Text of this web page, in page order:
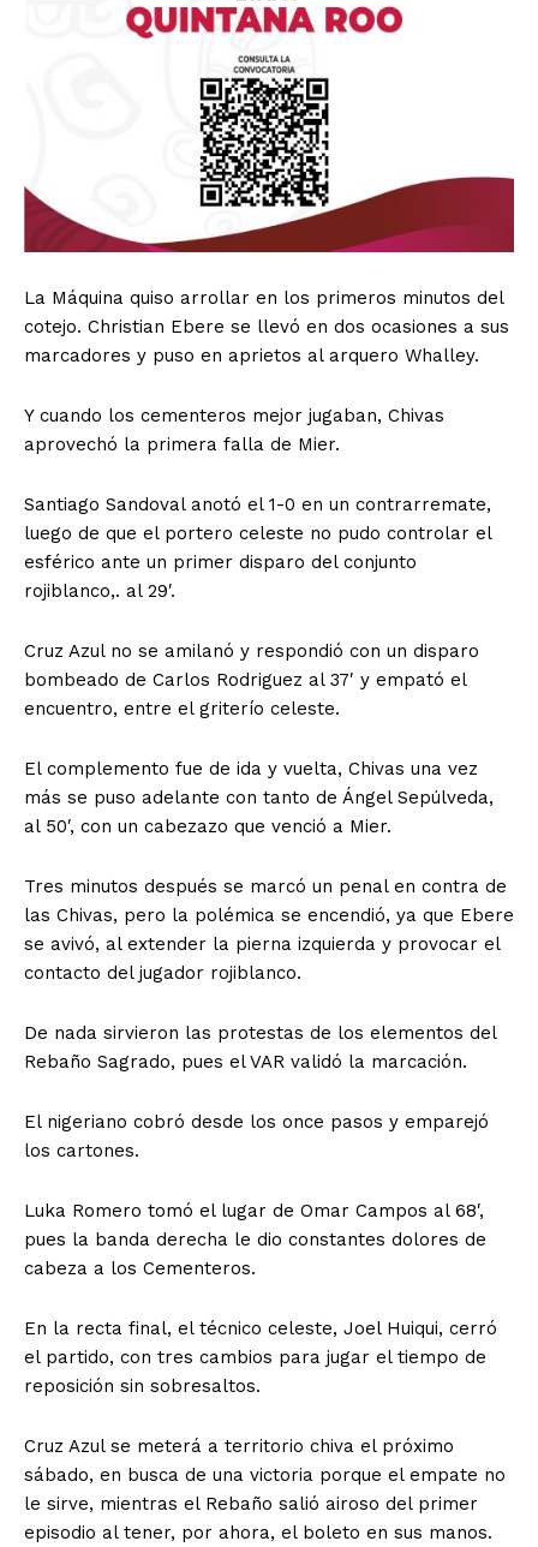
La Máquina quiso arrollar en los primeros minutos del
cotejo. Christian Ebere se llevó en dos ocasiones a sus
marcadores y puso en aprietos al arquero Whalley.
Y cuando los cementeros mejor jugaban, Chivas
aprovechó la primera falla de Mier.
Santiago Sandoval anotó el 1-0 en un contrarremate,
luego de que el portero celeste no pudo controlar el
esférico ante un primer disparo del conjunto
rojiblanco,. al 29′.
Cruz Azul no se amilanó y respondió con un disparo
bombeado de Carlos Rodriguez al 37′ y empató el
encuentro, entre el griterío celeste.
El complemento fue de ida y vuelta, Chivas una vez
más se puso adelante con tanto de Ángel Sepúlveda,
al 50′, con un cabezazo que venció a Mier.
Tres minutos después se marcó un penal en contra de
las Chivas, pero la polémica se encendió, ya que Ebere
se avivó, al extender la pierna izquierda y provocar el
contacto del jugador rojiblanco.
De nada sirvieron las protestas de los elementos del
Rebaño Sagrado, pues el VAR validó la marcación.
El nigeriano cobró desde los once pasos y emparejó
los cartones.
Luka Romero tomó el lugar de Omar Campos al 68′,
pues la banda derecha le dio constantes dolores de
cabeza a los Cementeros.
En la recta final, el técnico celeste, Joel Huiqui, cerró
el partido, con tres cambios para jugar el tiempo de
reposición sin sobresaltos.
Cruz Azul se meterá a territorio chiva el próximo
sábado, en busca de una victoria porque el empate no
le sirve, mientras el Rebaño salió airoso del primer
episodio al tener, por ahora, el boleto en sus manos.